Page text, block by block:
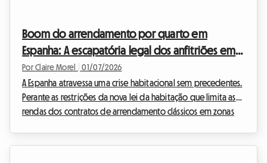
solução simples, humana e financeiramente ...
Boom do arrendamento por quarto em
Espanha: A escapatória legal dos anfitriões em
2026
Por Claire Morel 01/07/2026
A Espanha atravessa uma crise habitacional sem precedentes.
Perante as restrições da nova lei da habitação que limita as
rendas dos contratos de arrendamento clássicos em zonas